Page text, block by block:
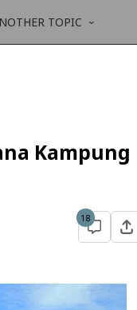
TOPIC
Kampung
18